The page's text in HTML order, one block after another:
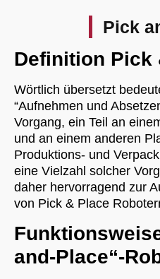
Pick
Definition Pick
Wörtlich übersetzt
“Aufnehmen und
Vorgang, ein Teil an
und an einem anderen
Produktions- und
eine Vielzahl solcher
daher hervorragend zur
von Pick & Place
and-Place“-